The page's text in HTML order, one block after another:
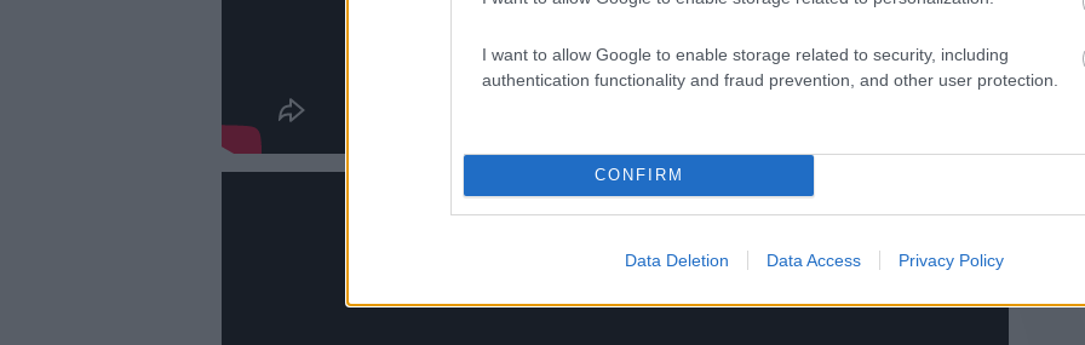
I want to allow Google to enable storage related to security, including
authentication functionality and fraud prevention, and other user protection.
CONFIRM
Data Deletion Data Access Privacy Policy